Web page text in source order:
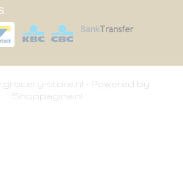
store.nl - Powered by
Shoppagina.nl